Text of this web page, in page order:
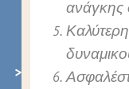
ανάγκης